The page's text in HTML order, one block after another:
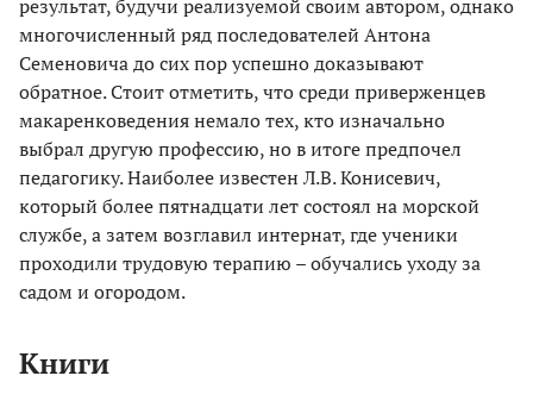
результат, будучи реализуемой своим автором, однако
многочисленный ряд последователей Антона
Семеновича до сих пор успешно доказывают
обратное. Стоит отметить, что среди приверженцев
макаренковедения немало тех, кто изначально
выбрал другую профессию, но в итоге предпочел
педагогику. Наиболее известен Л.В. Конисевич,
который более пятнадцати лет состоял на морской
службе, а затем возглавил интернат, где ученики
проходили трудовую терапию – обучались уходу за
садом и огородом.
Книги